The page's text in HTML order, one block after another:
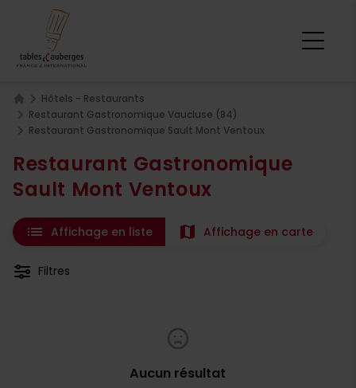
Home
Hôtels - Restaurants
Restaurant Gastronomique Vaucluse (84)
Restaurant Gastronomique Sault Mont Ventoux
Restaurant Gastronomique
Sault Mont Ventoux
list Affichage en liste map Affichage en carte
Filtres
Aucun résultat